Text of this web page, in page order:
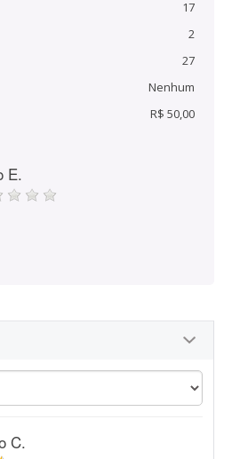
17
2
27
Nenhum
R$ 50,00
E.
C.